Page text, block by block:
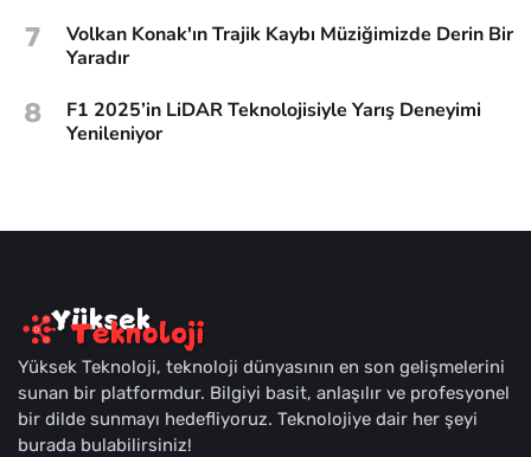
7
Volkan Konak'ın Trajik Kaybı Müziğimizde Derin Bir
Yaradır
8
F1 2025’in LiDAR Teknolojisiyle Yarış Deneyimi
Yenileniyor
Yüksek Teknoloji, teknoloji dünyasının en son gelişmelerini
sunan bir platformdur. Bilgiyi basit, anlaşılır ve profesyonel
bir dilde sunmayı hedefliyoruz. Teknolojiye dair her şeyi
burada bulabilirsiniz!